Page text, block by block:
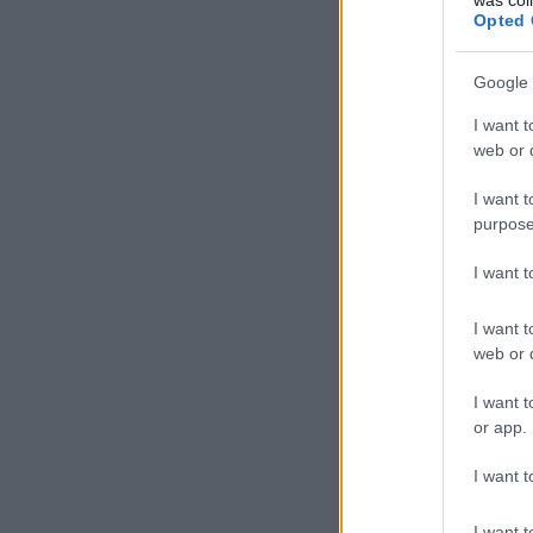
Opted
Google
I want
web or
I want
I want
I want
web or
I want
or app.
I want